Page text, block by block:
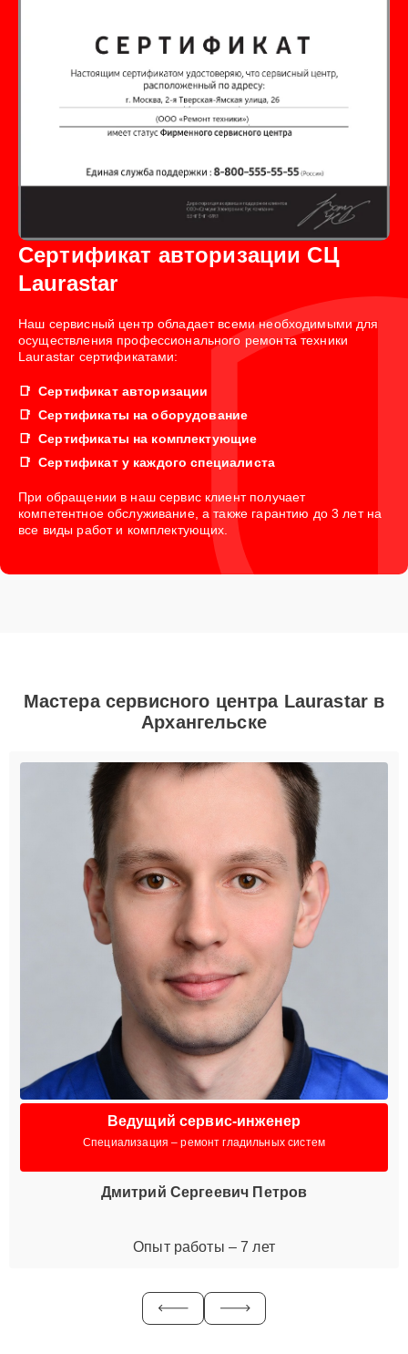
Сертификат авторизации СЦ
Laurastar
Наш сервисный центр обладает всеми необходимыми для
осуществления профессионального ремонта техники
Laurastar сертификатами:
Сертификат авторизации
Сертификаты на оборудование
Сертификаты на комплектующие
Сертификат у каждого специалиста
При обращении в наш сервис клиент получает
компетентное обслуживание, а также гарантию до 3 лет на
все виды работ и комплектующих.
Мастера сервисного центра Laurastar в
Архангельске
Ведущий сервис-инженер
Специализация – ремонт гладильных систем
Дмитрий Сергеевич Петров
Опыт работы – 7 лет